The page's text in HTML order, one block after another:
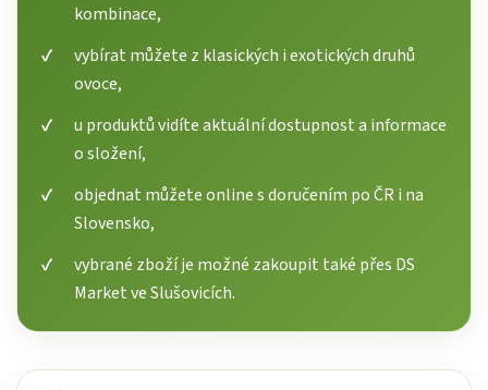
kombinace,
vybírat můžete z klasických i exotických druhů
ovoce,
u produktů vidíte aktuální dostupnost a informace
o složení,
objednat můžete online s doručením po ČR i na
Slovensko,
vybrané zboží je možné zakoupit také přes DS
Market ve Slušovicích.